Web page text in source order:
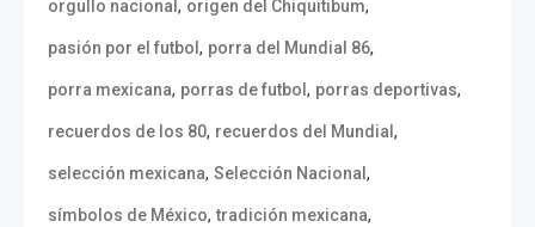
orgullo nacional , origen del Chiquitibum,
pasión por el futbol , porra del Mundial 86,
porra mexicana, porras de futbol , porras deportivas,
recuerdos de los 80, recuerdos del Mundial ,
selección mexicana, Selección Nacional ,
símbolos de México,tradición mexicana,